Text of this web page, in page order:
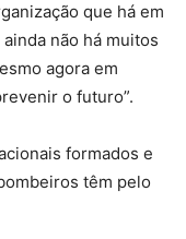
que há em
não há muitos
agora em
o futuro”.
formados e
têm pelo